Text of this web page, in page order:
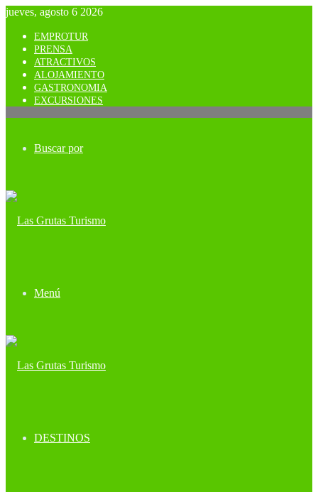
jueves, agosto 6 2026
EMPROTUR
PRENSA
ATRACTIVOS
ALOJAMIENTO
GASTRONOMIA
EXCURSIONES
Buscar por
Menú
DESTINOS